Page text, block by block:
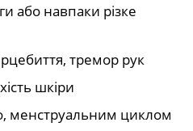
або навпаки різке
тремор рук
шкіри
менструальним циклом